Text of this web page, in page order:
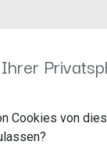
Produkt
in der Kategorie „
/ Koax / 4 x 6".
Cookies von